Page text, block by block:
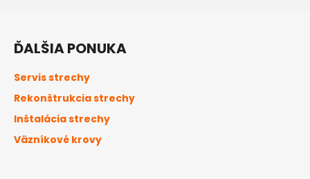
ĎALŠIA PONUKA
Servis strechy
Rekonštrukcia strechy
Inštalácia strechy
Väzníkové krovy